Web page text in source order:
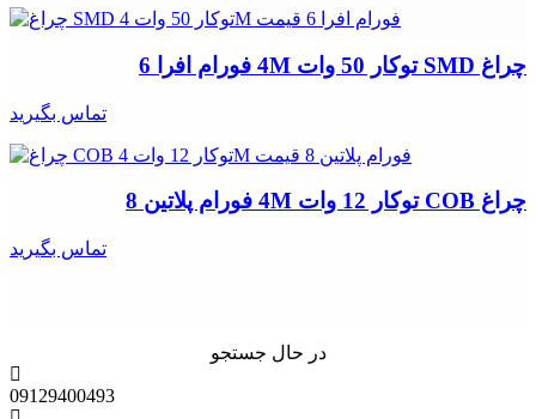
چراغ SMD توکار 50 وات 4M فورام افرا 6
تماس بگیرید
چراغ COB توکار 12 وات 4M فورام پلاتین 8
تماس بگیرید
در حال جستجو
09129400493